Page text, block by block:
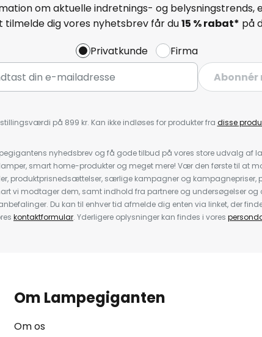
om aktuelle indretnings- og belysningstrends,
tilmelde dig vores nyhetsbrev får du15 % rabat* på
Privatkunde
Firma
Abonnér
på 899 kr. Kan ikke indløses for produkter fra disse
nyhedsbrev og få gode tilbud på vores store udvalg af
smart home-produkter og meget mere! Vær den første til at
produktprisnedsættelser, særlige kampagner og kampagnepriser,
vi modtager dem, samt indhold fra partnere og undersøgelser
Du kan til enhver tid afmelde dig enten via linket, der
kontaktformular. Yderligere oplysninger kan findes i vores
Om Lampegiganten
Om os